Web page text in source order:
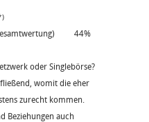
44%
oder Singlebörse?
fließend, womit die eher
zurecht kommen.
Beziehungen auch